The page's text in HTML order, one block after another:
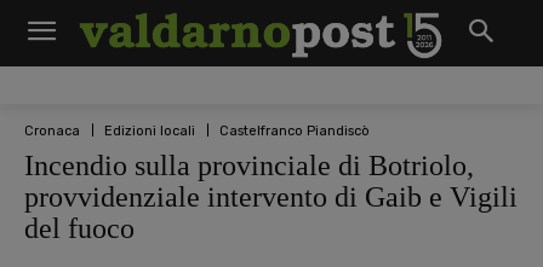
Cronaca Edizioni locali Castelfranco Piandiscò
Incendio sulla provinciale di Botriolo,
provvidenziale intervento di Gaib e Vigili
del fuoco